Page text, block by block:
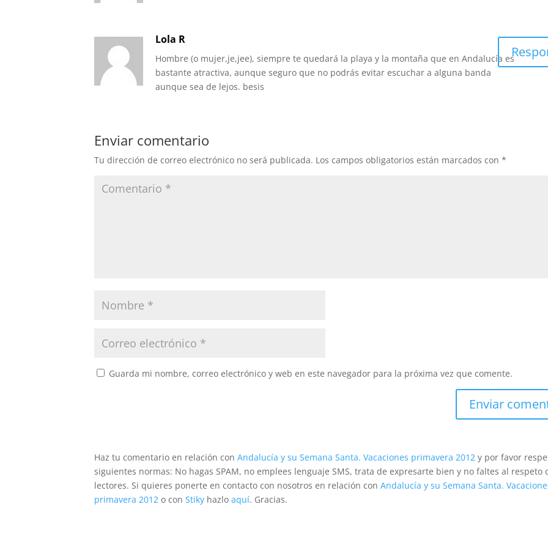
Lola R
Hombre (o mujer,je,jee), siempre te quedará la playa y la montaña que en Andalucía es
bastante atractiva, aunque seguro que no podrás evitar escuchar a alguna banda
aunque sea de lejos. besis
Enviar comentario
Tu dirección de correo electrónico no será publicada. Los campos obligatorios están marcados con*
Guarda mi nombre, correo electrónico y web en este navegador para la próxima vez que comente.
Haz tu comentario en relación conAndalucía y su Semana Santa. Vacaciones primavera 2012 y por favor
siguientes normas: No hagas SPAM, no emplees lenguaje SMS, trata de expresarte bien y no faltes al respeto
lectores. Si quieres ponerte en contacto con nosotros en relación conAndalucía y su Semana Santa.
primavera 2012 o conStiky hazloaquí. Gracias.